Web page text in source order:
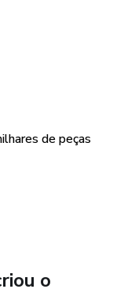
de peças
o